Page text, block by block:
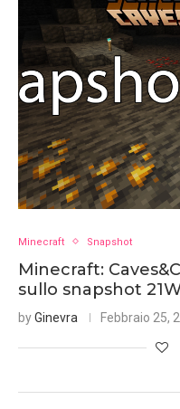
Minecraft Snapshot
Minecraft:
sullo snapshot
byGinevra Febbraio 25,